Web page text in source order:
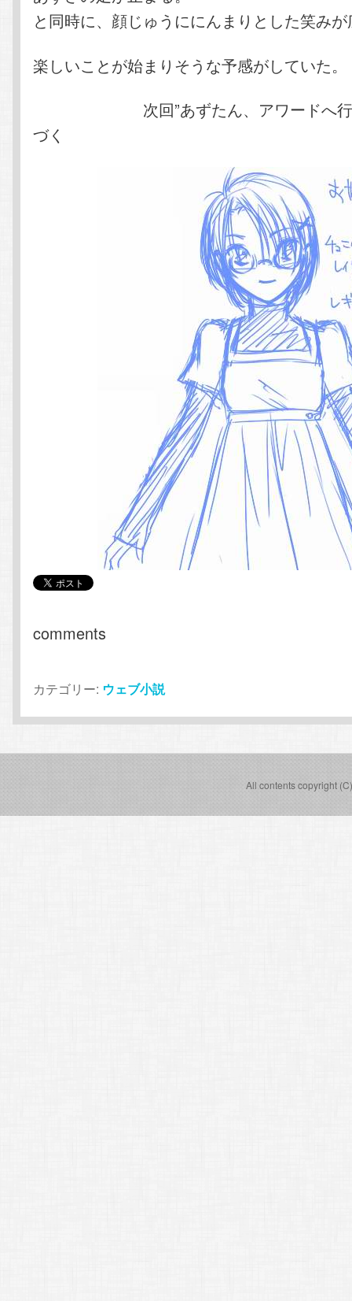
と同時に、顔じゅうににんまりとした笑み
楽しいことが始まりそうな予感がしていた。
次回”あずたん、アワードへ行く
づく
comments
カテゴリー: ウェブ小説
All contents copyright